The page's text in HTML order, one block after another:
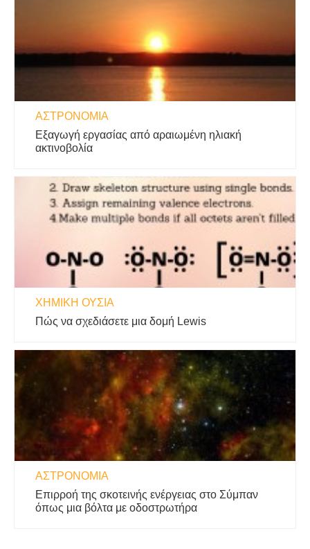
ΑΣΤΡΟΝΟΜΊΑ
Εξαγωγή εργασίας από αραιωμένη ηλιακή
ακτινοβολία
ΧΗΜΙΚΉ ΟΥΣΊΑ
Πώς να σχεδιάσετε μια δομή Lewis
ΑΣΤΡΟΝΟΜΊΑ
Επιρροή της σκοτεινής ενέργειας στο Σύμπαν
όπως μια βόλτα με οδοστρωτήρα